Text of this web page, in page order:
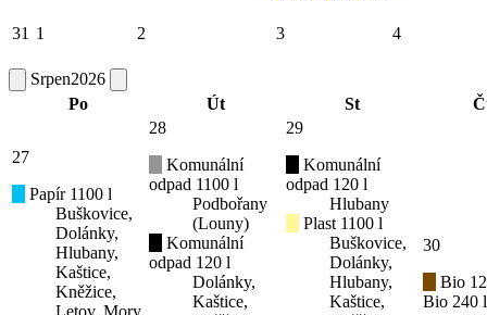
31 1 2 3 4
Srpen2026
Po
Út St
27
Papír 1100 l
Buškovice,
Dolánky,
Hlubany,
Kaštice,
Kněžice,
Letov, Mory,
28
Komunální
odpad 1100 l
Podbořany
(Louny)
Komunální
odpad 120 l
Dolánky,
Kaštice,
29
Komunální
odpad 120 l
Hlubany
Plast 1100 l
Buškovice,
Dolánky,
Hlubany,
Kaštice,
30
Bio
Bio 240 l